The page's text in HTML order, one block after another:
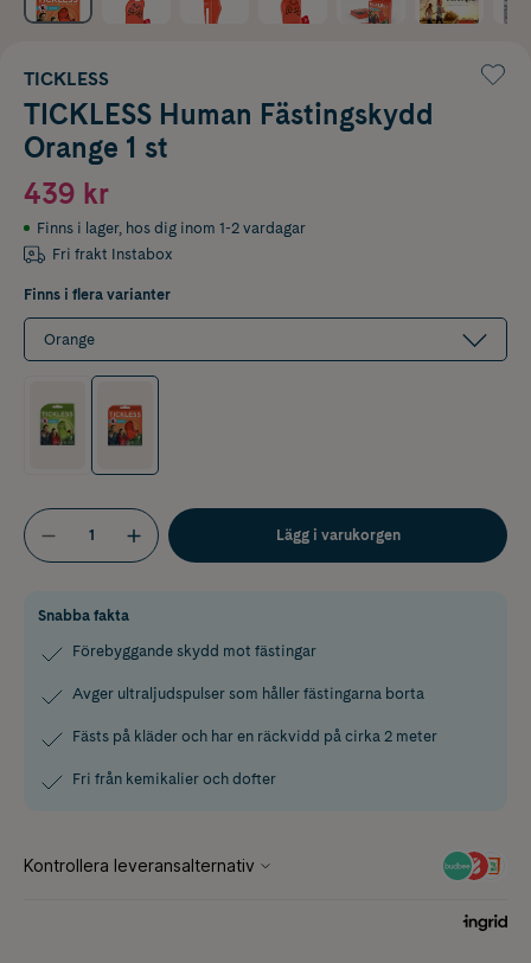
TICKLESS
TICKLESS Human Fästingskydd
Orange 1 st
439 kr
Finns i lager, hos dig inom 1-2 vardagar
Fri frakt Instabox
Finns i flera varianter
Orange
Lägg i varukorgen
Snabba fakta
Förebyggande skydd mot fästingar
Avger ultraljudspulser som håller fästingarna borta
Fästs på kläder och har en räckvidd på cirka 2 meter
Fri från kemikalier och dofter